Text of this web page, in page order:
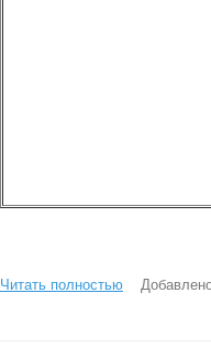
Читать полностью